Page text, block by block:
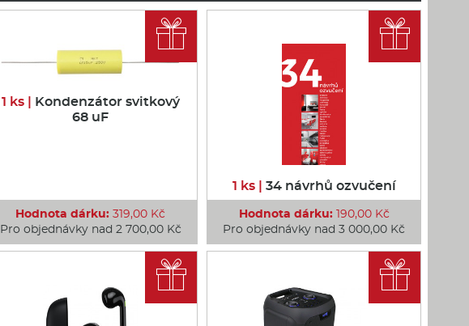
1 ks | Kondenzátor svitkový
68 uF
Hodnota dárku: 319,00 Kč
Pro objednávky nad 2 700,00 Kč

1 ks | 34 návrhů ozvučení
Hodnota dárku:190,00 Kč
Pro objednávky nad 3 000,00 Kč

 